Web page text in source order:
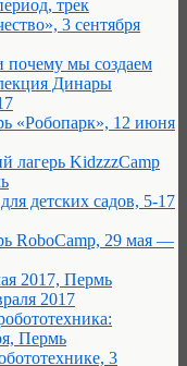
трек
3 сентября
почему мы создаем
Динары
«Робопарк», 12 июня
лагерь KidzzzCamp
детских садов, 5-17
RoboCamp, 29 мая —
2017, Пермь
2017
Пермь
3